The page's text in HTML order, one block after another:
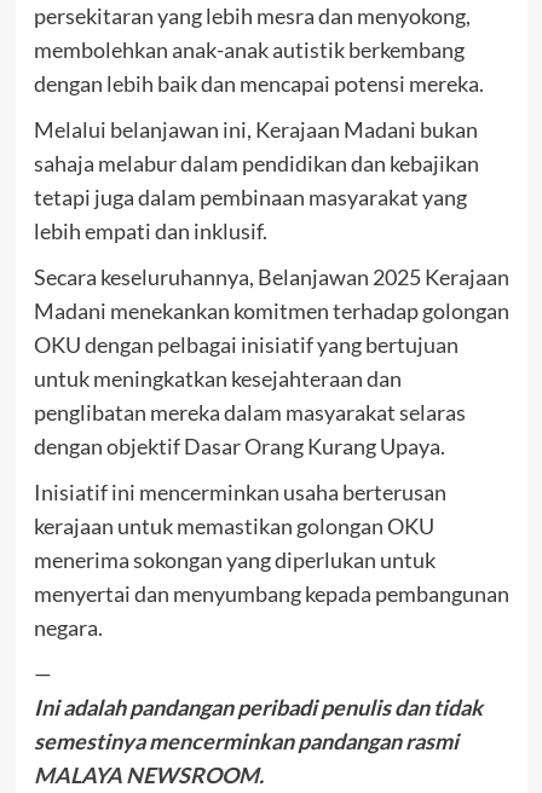
persekitaran yang lebih mesra dan menyokong,
membolehkan anak-anak autistik berkembang
dengan lebih baik dan mencapai potensi mereka.
Melalui belanjawan ini, Kerajaan Madani bukan
sahaja melabur dalam pendidikan dan kebajikan
tetapi juga dalam pembinaan masyarakat yang
lebih empati dan inklusif.
Secara keseluruhannya, Belanjawan 2025 Kerajaan
Madani menekankan komitmen terhadap golongan
OKU dengan pelbagai inisiatif yang bertujuan
untuk meningkatkan kesejahteraan dan
penglibatan mereka dalam masyarakat selaras
dengan objektif Dasar Orang Kurang Upaya.
Inisiatif ini mencerminkan usaha berterusan
kerajaan untuk memastikan golongan OKU
menerima sokongan yang diperlukan untuk
menyertai dan menyumbang kepada pembangunan
negara.
—
Ini adalah pandangan peribadi penulis dan tidak
semestinya mencerminkan pandangan rasmi
MALAYA NEWSROOM.